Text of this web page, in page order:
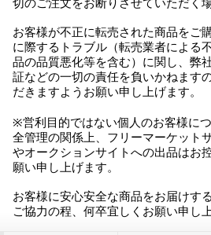
お客様が不正に転売された商品をご
に際するトラブル（転売業者による
品の品質悪化等を含む）に関し、弊
証などの一切の責任を負いかねます
だきますようお願い申し上げます。
※営利目的ではない個人のお客様に
全管理の関係上、フリーマーケット
やオークションサイトへの出品はお
願い申し上げます。
お客様に安心安全な商品をお届けす
ご協力の程、何卒宜しくお願い申し